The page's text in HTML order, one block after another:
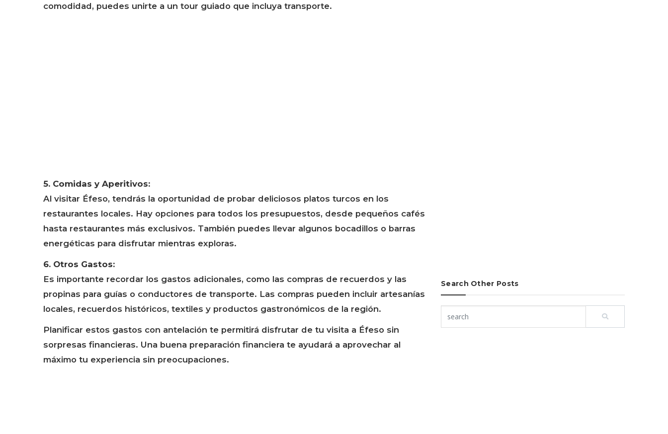
comodidad, puedes unirte a un tour guiado que incluya transporte.
5. Comidas y Aperitivos:
Al visitar Éfeso, tendrás la oportunidad de probar deliciosos platos turcos en los
restaurantes locales. Hay opciones para todos los presupuestos, desde pequeños cafés
hasta restaurantes más exclusivos. También puedes llevar algunos bocadillos o barras
energéticas para disfrutar mientras exploras.
6. Otros Gastos:
Es importante recordar los gastos adicionales, como las compras de recuerdos y las
propinas para guías o conductores de transporte. Las compras pueden incluir artesanías
locales, recuerdos históricos, textiles y productos gastronómicos de la región.
Planificar estos gastos con antelación te permitirá disfrutar de tu visita a Éfeso sin
sorpresas financieras. Una buena preparación financiera te ayudará a aprovechar al
máximo tu experiencia sin preocupaciones.
Search Other Posts